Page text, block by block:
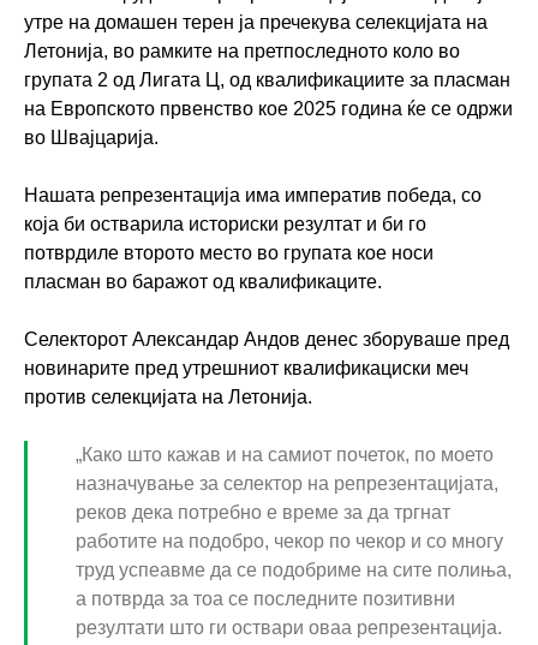
утре на домашен терен ја пречекува селекцијата на
Летонија, во рамките на претпоследното коло во
групата 2 од Лигата Ц, од квалификациите за пласман
на Европското првенство кое 2025 година ќе се одржи
во Швајцарија.
Нашата репрезентација има императив победа, со
која би остварила историски резултат и би го
потврдиле второто место во групата кое носи
пласман во баражот од квалификаците.
Селекторот Александар Андов денес зборуваше пред
новинарите пред утрешниот квалификациски меч
против селекцијата на Летонија.
„Како што кажав и на самиот почеток, по моето
назначување за селектор на репрезентацијата,
реков дека потребно е време за да тргнат
работите на подобро, чекор по чекор и со многу
труд успеавме да се подобриме на сите полиња,
а потврда за тоа се последните позитивни
резултати што ги оствари оваа репрезентација.